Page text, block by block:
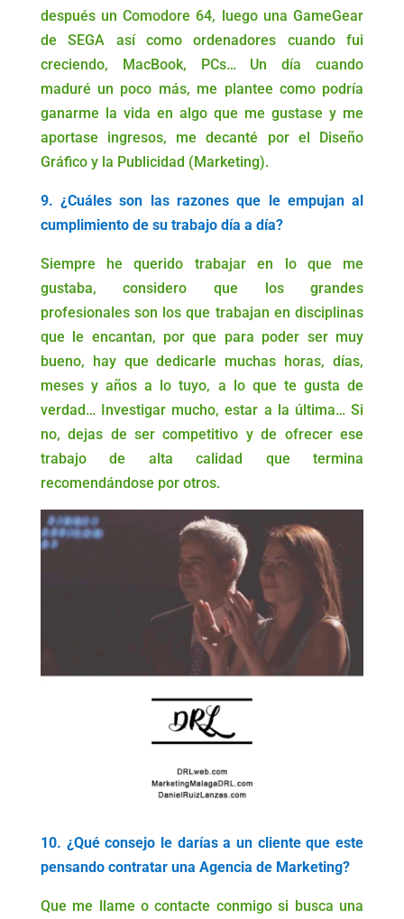
después un Comodore 64, luego una GameGear
de SEGA así como ordenadores cuando fui
creciendo, MacBook, PCs… Un día cuando
maduré un poco más, me plantee como podría
ganarme la vida en algo que me gustase y me
aportase ingresos, me decanté por el Diseño
Gráfico y la Publicidad (Marketing).
9. ¿Cuáles son las razones que le empujan al
cumplimiento de su trabajo día a día?
Siempre he querido trabajar en lo que me
gustaba, considero que los grandes
profesionales son los que trabajan en disciplinas
que le encantan, por que para poder ser muy
bueno, hay que dedicarle muchas horas, días,
meses y años a lo tuyo, a lo que te gusta de
verdad… Investigar mucho, estar a la última… Si
no, dejas de ser competitivo y de ofrecer ese
trabajo de alta calidad que termina
recomendándose por otros.
10. ¿Qué consejo le darías a un cliente que este
pensando contratar una Agencia de Marketing?
Que me llame o contacte conmigo si busca una